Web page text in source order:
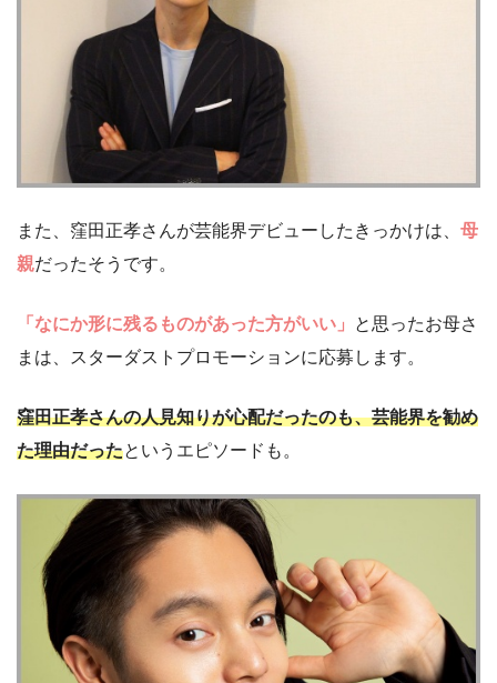
また、窪田正孝さんが芸能界デビューしたきっかけは、 母
親だったそうです。
「なにか形に残るものがあった方がいい」
と思ったお母さ
まは、スターダストプロモーションに応募します。
窪田正孝さんの人見知りが心配だったのも、芸能界を勧め
た理由だったというエピソードも。